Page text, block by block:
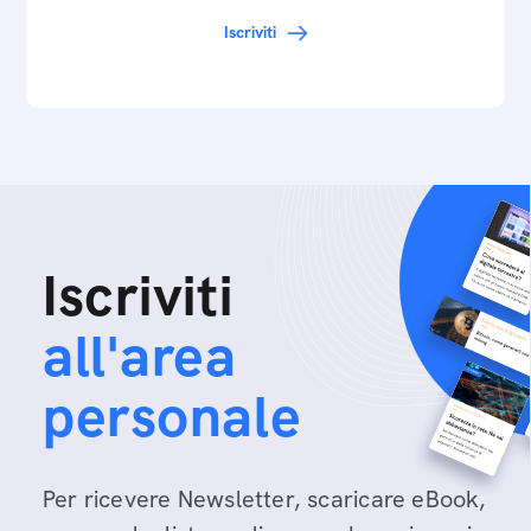
Iscriviti
Iscriviti
all'area
personale
Per ricevere Newsletter, scaricare eBook,